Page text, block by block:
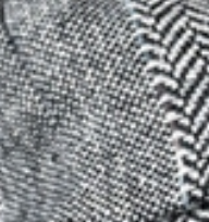
岡田建設